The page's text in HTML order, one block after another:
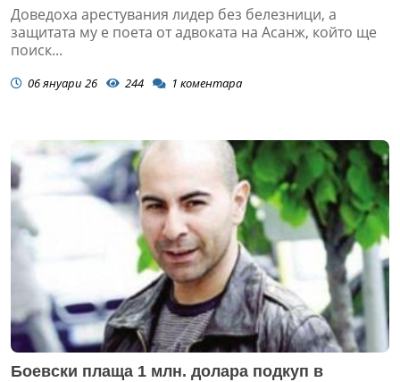
Доведоха арестувания лидер без белезници, а
защитата му е поета от адвоката на Асанж, който ще
поиск...
06 януари 26 244 1 коментара
Боевски плаща 1 млн. долара подкуп в